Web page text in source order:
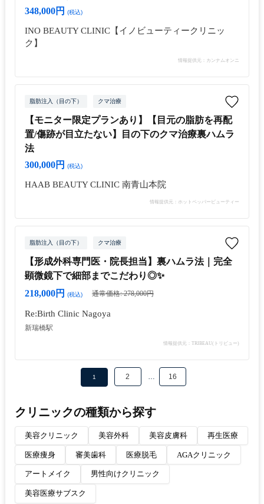
348,000円
(税込)
INO BEAUTY CLINIC【イノビューティークリニッ
ク】
情報提供元：カンナムオンニ
脂肪注入（目の下） クマ治療
【モニター限定プランあり】【目元の脂肪を再配
置/傷跡が目立たない】目の下のクマ治療裏ハムラ
法
300,000円
(税込)
HAAB BEAUTY CLINIC 南青山本院
情報提供元：ホットペッパービューティー
脂肪注入（目の下） クマ治療
【形成外科専門医・院長担当】裏ハムラ法｜完全
顕微鏡下で細部までこだわり◎✨
218,000円
(税込) 通常価格: 278,000円
Re:Birth Clinic Nagoya
新瑞橋駅
情報提供元：TRIBEAU(トリビュー)
1 2 … 16
クリニックの種類から探す
美容クリニック 美容外科 美容皮膚科 再生医療
医療痩身 審美歯科 医療脱毛 AGAクリニック
アートメイク 男性向けクリニック
美容医療サブスク